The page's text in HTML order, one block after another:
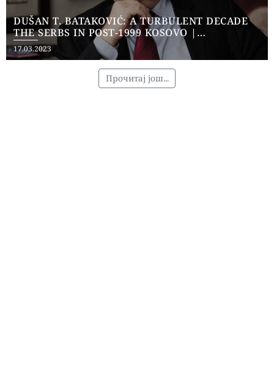
DUŠAN T. BATAKOVIĆ: A TURBULENT DECADE
THE SERBS IN POST-1999 KOSOVO |
DESTRUCTION OF CULTURAL HERITAGE,
ETHNIC CLEANSING, AND MARGINALIZATION
Posted
on
17.03.2023
Прочитај још...